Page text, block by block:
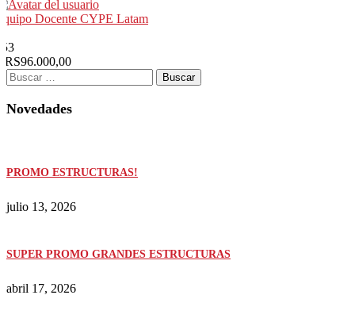
Docente CYPE Latam
Buscar:
Novedades
PROMO ESTRUCTURAS!
julio 13, 2026
SUPER PROMO GRANDES ESTRUCTURAS
abril 17, 2026